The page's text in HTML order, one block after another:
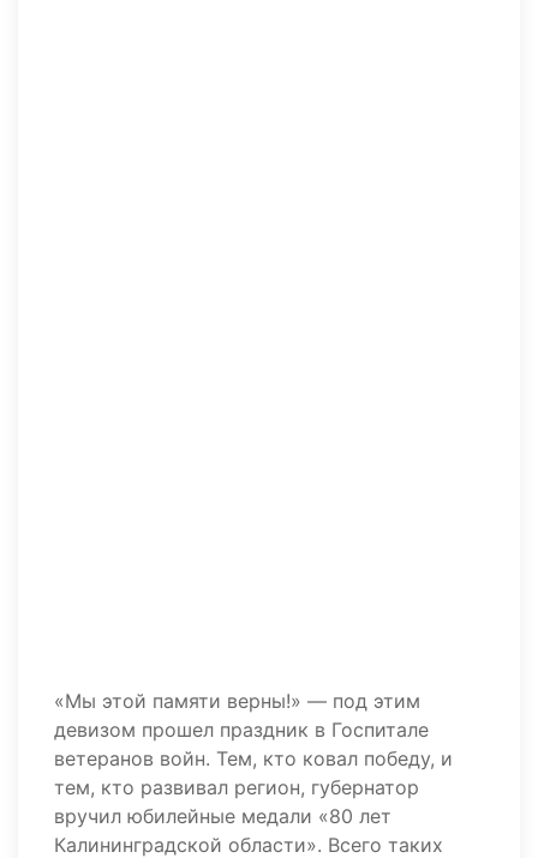
«Мы этой памяти верны!» — под этим
девизом прошел праздник в Госпитале
ветеранов войн. Тем, кто ковал победу, и
тем, кто развивал регион, губернатор
вручил юбилейные медали «80 лет
Калининградской области». Всего таких